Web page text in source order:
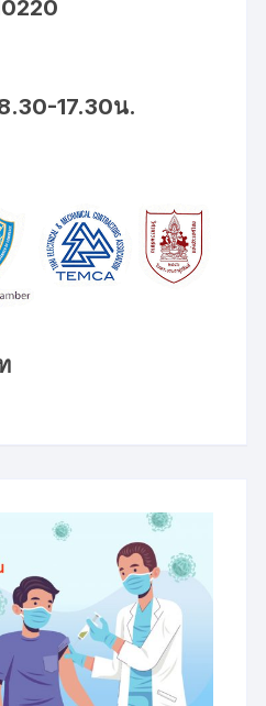
17.30น.